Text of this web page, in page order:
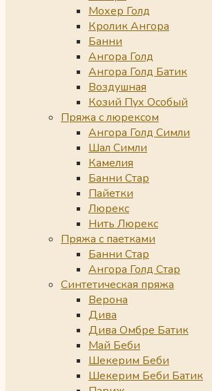
Мохер Голд
Кролик Ангора
Банни
Ангора Голд
Ангора Голд Батик
Воздушная
Козий Пух Особый
Пряжа с люрексом
Ангора Голд Симли
Шал Симли
Камелия
Банни Стар
Пайетки
Люрекс
Нить Люрекс
Пряжа с паетками
Банни Стар
Ангора Голд Стар
Синтетическая пряжа
Верона
Дива
Дива Омбре Батик
Май Беби
Шекерим Беби
Шекерим Беби Батик